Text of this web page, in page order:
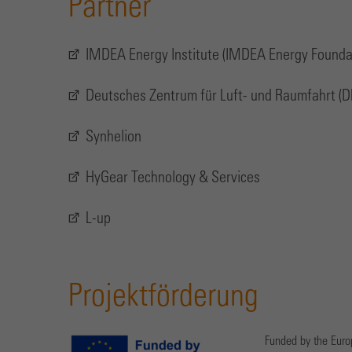
Partner
IMDEA Energy Institute (IMDEA Energy
Deutsches Zentrum für Luft- und Raumfahrt
Synhelion
HyGear Technology & Services
L-up
Projektförderung
Funded by the